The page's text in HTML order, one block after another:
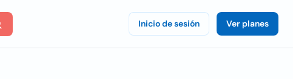
Inicio de sesión Ver planes